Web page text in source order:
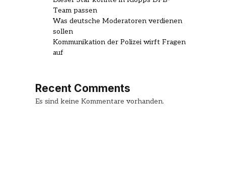
Team passen
Was deutsche Moderatoren verdienen
sollen
Kommunikation der Polizei wirft Fragen
auf
Recent Comments
Es sind keine Kommentare vorhanden.